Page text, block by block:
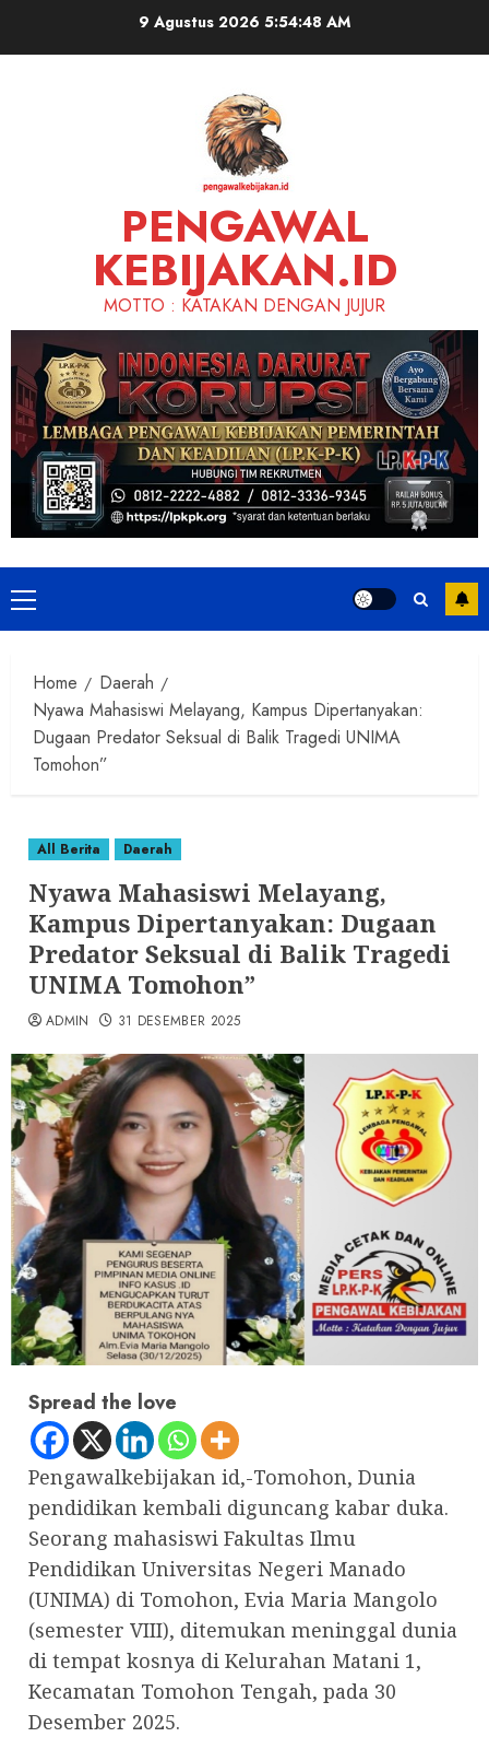
9 Agustus 2026 5:54:49 AM
PENGAWAL
KEBIJAKAN.ID
MOTTO : KATAKAN DENGAN JUJUR
Primary
Menu
Home
Daerah
Nyawa Mahasiswi Melayang, Kampus Dipertanyakan:
Dugaan Predator Seksual di Balik Tragedi UNIMA
Tomohon”
All Berita Daerah
Nyawa Mahasiswi Melayang,
Kampus Dipertanyakan: Dugaan
Predator Seksual di Balik Tragedi
UNIMA Tomohon”
ADMIN 31 DESEMBER 2025
Spread the love
Pengawalkebijakan id,-Tomohon, Dunia
pendidikan kembali diguncang kabar duka.
Seorang mahasiswi Fakultas Ilmu
Pendidikan Universitas Negeri Manado
(UNIMA) di Tomohon, Evia Maria Mangolo
(semester VIII), ditemukan meninggal dunia
di tempat kosnya di Kelurahan Matani 1,
Kecamatan Tomohon Tengah, pada 30
Desember 2025.